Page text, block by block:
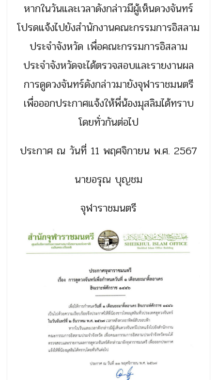
หากในวันและเวลาดังกล่าวมีผู้เห็นดวงจันทร์
โปรดแจ้งไปยังสำนักงานคณะกรรมการอิสลาม
ประจำจังหวัด เพื่อคณะกรรมการอิสลาม
ประจำจังหวัดจะได้ตรวจสอบและรายงานผล
การดูดวงจันทร์ดังกล่าวมายังจุฬาราชมนตรี
เพื่อออกประกาศแจ้งให้พี่น้องมุสลิมได้ทราบ
โดยทั่วกันต่อไป
ประกาศ ณ วันที่ 11 พฤศจิกายน พ.ศ. 2567
นายอรุณ บุญชม
จุฬาราชมนตรี